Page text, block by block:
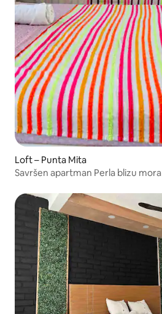
Loft – Punta Mita
Savršen apartman Perla blizu mora